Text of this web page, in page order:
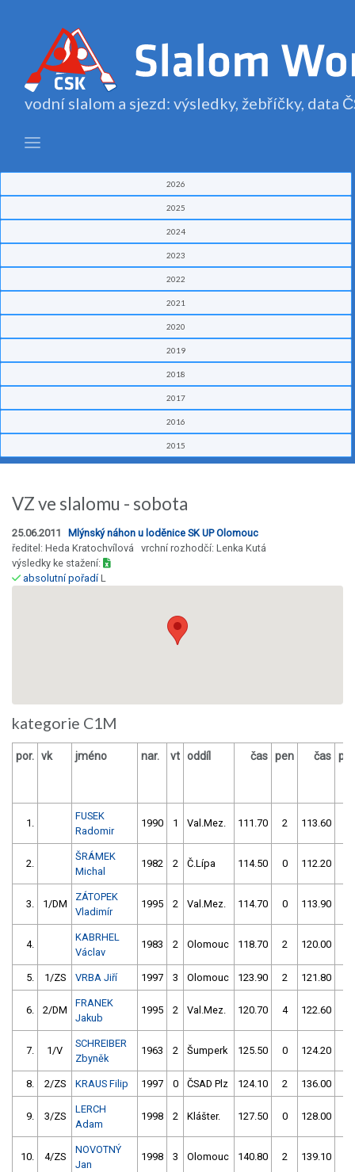
vodní slalom a sjezd: výsledky, žebříčky, data
2026
2025
2024
2023
2022
2021
2020
2019
2018
2017
2016
2015
VZ ve slalomu - sobota
25.06.2011
Mlýnský náhon u loděnice SK UP Olomouc
ředitel: Heda Kratochvílová vrchní rozhodčí: Lenka Kutá
výsledky ke stažení:
absolutní pořadíL
kategorie C1M
por. vk jméno nar. vt oddíl čas pen čas
1.
FUSEK
Radomir
1990 1 Val.Mez. 111.70 2 113.60
2.
ŠRÁMEK
Michal
1982 2 Č.Lípa 114.50 0 112.20
3. 1/DM
ZÁTOPEK
Vladimír
1995 2 Val.Mez. 114.70 0 113.90
4.
KABRHEL
Václav
1983 2 Olomouc 118.70 2 120.00
5. 1/ZS VRBA Jiří 1997 3 Olomouc 123.90 2 121.80
6. 2/DM
FRANEK
Jakub
1995 2 Val.Mez. 120.70 4 122.60
7. 1/V
SCHREIBER
Zbyněk
1963 2 Šumperk 125.50 0 124.20
8. 2/ZS KRAUS Filip 1997 0 ČSAD Plz 124.10 2 136.00
9. 3/ZS
LERCH
Adam
1998 2 Klášter. 127.50 0 128.00
10. 4/ZS
NOVOTNÝ
Jan
1998 3 Olomouc 140.80 2 139.10